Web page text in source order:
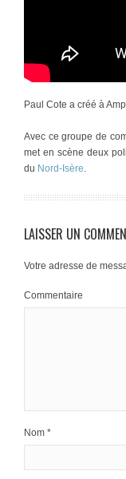
Paul Cote a créé à
Avec ce groupe de
met en scène deux
du Nord-Isère
LAISSER UN
Votre adresse de
Commentaire
Nom *